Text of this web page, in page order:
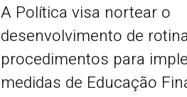
A Política visa nortear o
desenvolvimento de
procedimentos para
medidas de Educação